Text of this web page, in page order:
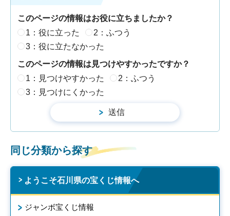
このページの情報はお役に立ちましたか？
1：役に立った
2：ふつう
3：役に立たなかった
このページの情報は見つけやすかったですか？
1：見つけやすかった
2：ふつう
3：見つけにくかった
同じ分類から探す
ようこそ石川県の宝くじ情報へ
ジャンボ宝くじ情報